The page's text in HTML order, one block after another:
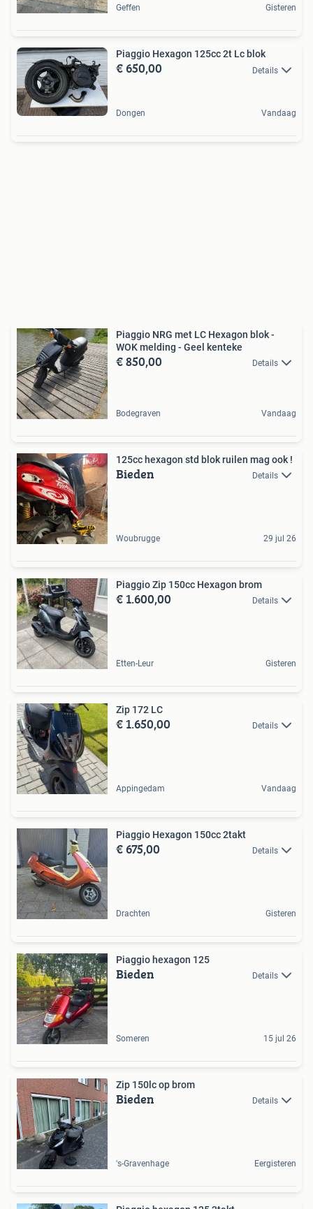
Geffen Gisteren
Piaggio Hexagon 125cc 2t Lc blok
€ 650,00 Details
Dongen Vandaag
Piaggio NRG met LC Hexagon blok -
WOK melding - Geel kenteke
€ 850,00 Details
Bodegraven Vandaag
125cc hexagon std blok ruilen mag ook !
Bieden Details
Woubrugge 29 jul 26
Piaggio Zip 150cc Hexagon brom
€ 1.600,00 Details
Etten-Leur Gisteren
Zip 172 LC
€ 1.650,00 Details
Appingedam Vandaag
Piaggio Hexagon 150cc 2takt
€ 675,00 Details
Drachten Gisteren
Piaggio hexagon 125
Bieden Details
Someren 15 jul 26
Zip 150lc op brom
Bieden Details
's-Gravenhage Eergisteren